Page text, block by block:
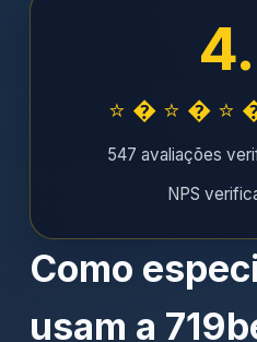
547 avaliações
NPS
Como
usam a